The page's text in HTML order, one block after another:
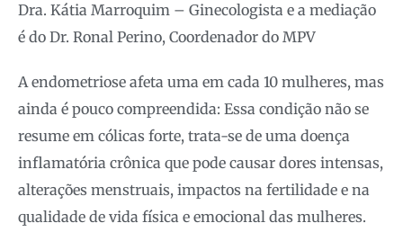
Dra. Kátia Marroquim – Ginecologista e a mediação
é do Dr. Ronal Perino, Coordenador do MPV
A endometriose afeta uma em cada 10 mulheres, mas
ainda é pouco compreendida: Essa condição não se
resume em cólicas forte, trata-se de uma doença
inflamatória crônica que pode causar dores intensas,
alterações menstruais, impactos na fertilidade e na
qualidade de vida física e emocional das mulheres.